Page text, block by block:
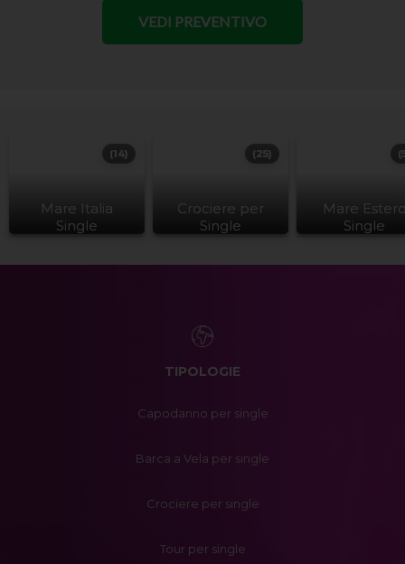
Mare Italia
Single
(14)
Crociere per
Single
(25)
Mare
Single
TIPOLOGIE
Capodanno per single
Barca a Vela per single
Crociere per single
Tour per single